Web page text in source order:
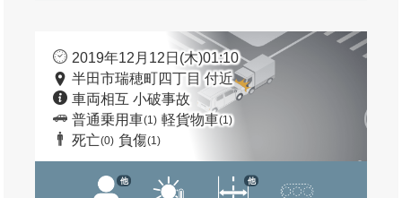
2019年12月12日(木)01:10
半田市瑞穂町四丁目 付近
車両相互 小破事故
普通乗用車(1) 軽貨物車(1)
死亡(0) 負傷(1)
他 他